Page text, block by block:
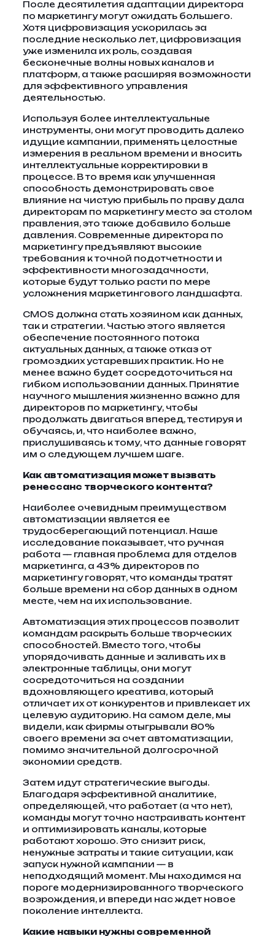
После десятилетия адаптации директора
по маркетингу могут ожидать большего.
Хотя цифровизация ускорилась за
последние несколько лет, цифровизация
уже изменила их роль, создавая
бесконечные волны новых каналов и
платформ, а также расширяя возможности
для эффективного управления
деятельностью.
Используя более интеллектуальные
инструменты, они могут проводить далеко
идущие кампании, применять целостные
измерения в реальном времени и вносить
интеллектуальные корректировки в
процессе. В то время как улучшенная
способность демонстрировать свое
влияние на чистую прибыль по праву дала
директорам по маркетингу место за столом
правления, это также добавило больше
давления. Современные директора по
маркетингу предъявляют высокие
требования к точной подотчетности и
эффективности многозадачности,
которые будут только расти по мере
усложнения маркетингового ландшафта.
CMOS должна стать хозяином как данных,
так и стратегии. Частью этого является
обеспечение постоянного потока
актуальных данных, а также отказ от
громоздких устаревших практик. Но не
менее важно будет сосредоточиться на
гибком использовании данных. Принятие
научного мышления жизненно важно для
директоров по маркетингу, чтобы
продолжать двигаться вперед, тестируя и
обучаясь, и, что наиболее важно,
прислушиваясь к тому, что данные говорят
им о следующем лучшем шаге.
Как автоматизация может вызвать
ренессанс творческого контента?
Наиболее очевидным преимуществом
автоматизации является ее
трудосберегающий потенциал. Наше
исследование показывает, что ручная
работа — главная проблема для отделов
маркетинга, а 43% директоров по
маркетингу говорят, что команды тратят
больше времени на сбор данных в одном
месте, чем на их использование.
Автоматизация этих процессов позволит
командам раскрыть больше творческих
способностей. Вместо того, чтобы
упорядочивать данные и заливать их в
электронные таблицы, они могут
сосредоточиться на создании
вдохновляющего креатива, который
отличает их от конкурентов и привлекает их
целевую аудиторию. На самом деле, мы
видели, как фирмы отыгрывали 80%
своего времени за счет автоматизации,
помимо значительной долгосрочной
экономии средств.
Затем идут стратегические выгоды.
Благодаря эффективной аналитике,
определяющей, что работает (а что нет),
команды могут точно настраивать контент
и оптимизировать каналы, которые
работают хорошо. Это снизит риск,
ненужные затраты и такие ситуации, как
запуск нужной кампании — в
неподходящий момент. Мы находимся на
пороге модернизированного творческого
возрождения, и впереди нас ждет новое
поколение интеллекта.
Какие навыки нужны современной